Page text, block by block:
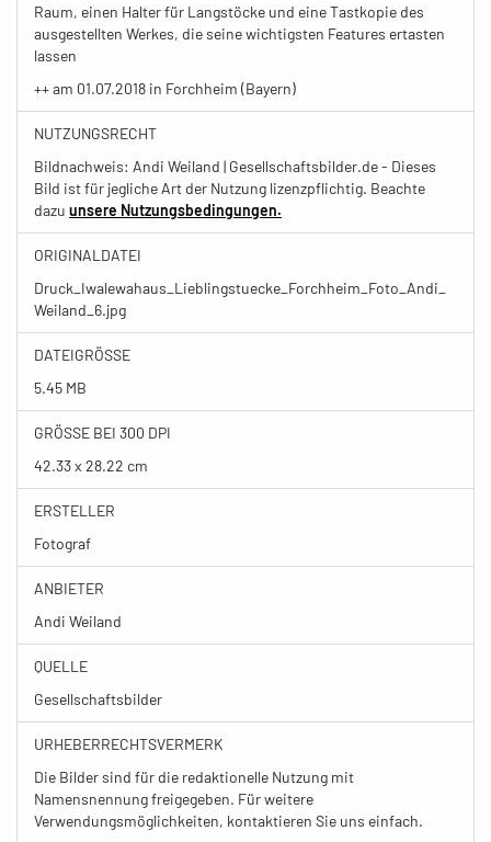
Raum, einen Halter für Langstöcke und eine Tastkopie des
ausgestellten Werkes, die seine wichtigsten Features ertasten
lassen
++ am 01.07.2018 in Forchheim (Bayern)
NUTZUNGSRECHT
Bildnachweis: Andi Weiland | Gesellschaftsbilder.de - Dieses
Bild ist für jegliche Art der Nutzung lizenzpflichtig. Beachte
dazu unsere Nutzungsbedingungen.
ORIGINALDATEI
Druck_Iwalewahaus_Lieblingstuecke_Forchheim_Foto_Andi_
Weiland_6.jpg
DATEIGRÖSSE
5.45 MB
GRÖSSE BEI 300 DPI
42.33 x 28.22 cm
ERSTELLER
Fotograf
ANBIETER
Andi Weiland
QUELLE
Gesellschaftsbilder
URHEBERRECHTSVERMERK
Die Bilder sind für die redaktionelle Nutzung mit
Namensnennung freigegeben. Für weitere
Verwendungsmöglichkeiten, kontaktieren Sie uns einfach.